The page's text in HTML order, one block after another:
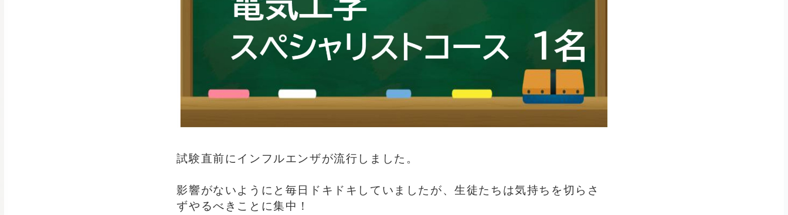
試験直前にインフルエンザが流行しました。
影響がないようにと毎日ドキドキしていましたが、生徒たちは気持ちを切らさ
ずやるべきことに集中！